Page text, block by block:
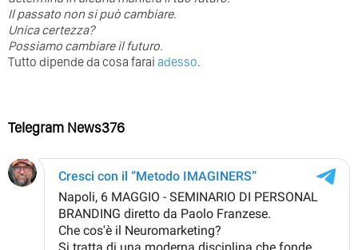
⁣Il passato non si può cambiare.
Unica certezza?
Possiamo cambiare il futuro.
Tutto dipende da cosa farai adesso.
Telegram News376